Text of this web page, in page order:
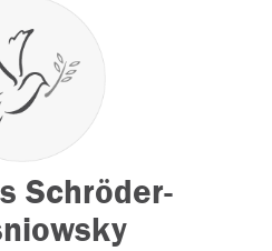
Schröder-